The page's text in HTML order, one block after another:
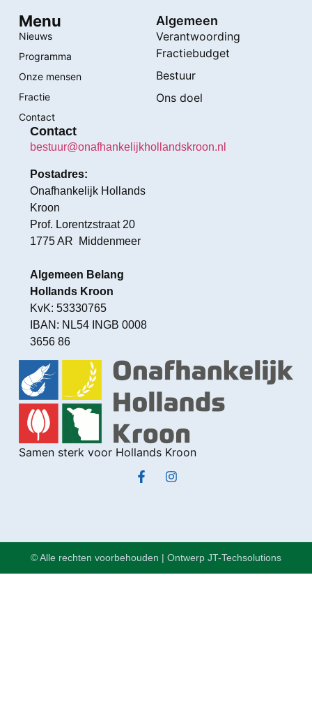
Samen sterk voor Hollands Kroon
Menu
Nieuws
Programma
Onze mensen
Fractie
Contact
Algemeen
Verantwoording
Fractiebudget
Bestuur
Ons doel
Contact
bestuur@onafhankelijkhollandskroon.nl
Postadres:
Onafhankelijk Hollands
Kroon
Prof. Lorentzstraat 20
1775 AR Middenmeer
Algemeen Belang
Hollands Kroon
KvK: 53330765
IBAN: NL54 INGB 0008
3656 86
© Alle rechten voorbehouden | Ontwerp JT-Techsolutions